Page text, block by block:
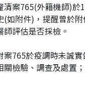
清案765(外籍機師)
(如附件)，提醒曾於
評估是否採檢。
案765於疫調時未誠
關檢驗、調查及處置